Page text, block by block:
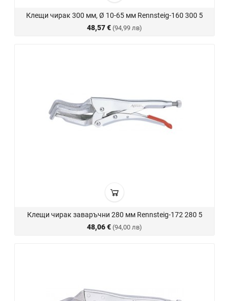
Клещи чирак 300 мм, Ø 10-65 мм Rennsteig-160 300 5
48,57 € (94,99 лв)
Клещи чирак заваръчни 280 мм Rennsteig-172 280 5
48,06 € (94,00 лв)